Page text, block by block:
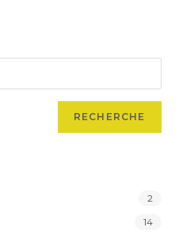
RECHERCHE
2
14